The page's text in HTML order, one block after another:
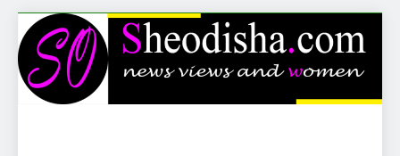
Skip
to
content